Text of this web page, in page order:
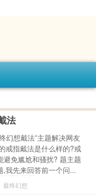
法
幻想戴法”主题解决网友
戒指戴法是什么样的?戒
避免尴尬和骚扰? 题主题
,我先来回答前一个问...
最终幻想